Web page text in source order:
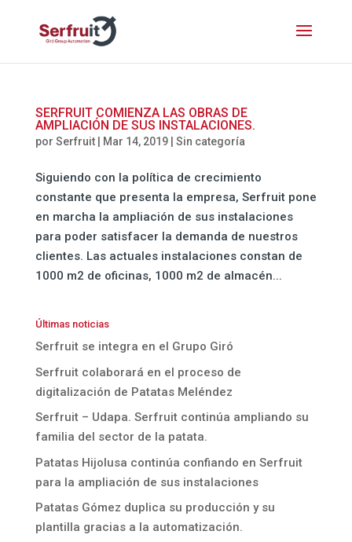
SERFRUIT COMIENZA LAS OBRAS DE
AMPLIACIÓN DE SUS INSTALACIONES.
por Serfruit| Mar 14, 2019| Sin categoría
Siguiendo con la política de crecimiento
constante que presenta la empresa, Serfruit pone
en marcha la ampliación de sus instalaciones
para poder satisfacer la demanda de nuestros
clientes. Las actuales instalaciones constan de
1000 m2 de oficinas, 1000 m2 de almacén...
Últimas noticias
Serfruit se integra en el Grupo Giró
Serfruit colaborará en el proceso de
digitalización de Patatas Meléndez
Serfruit – Udapa. Serfruit continúa ampliando su
familia del sector de la patata.
Patatas Hijolusa continúa confiando en Serfruit
para la ampliación de sus instalaciones
Patatas Gómez duplica su producción y su
plantilla gracias a la automatización.